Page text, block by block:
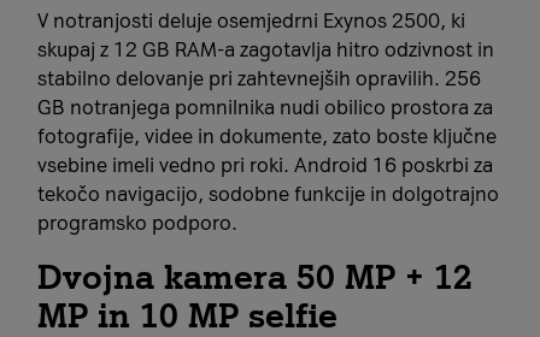
V notranjosti deluje osemjedrni Exynos 2500, ki
skupaj z 12 GB RAM‑a zagotavlja hitro odzivnost in
stabilno delovanje pri zahtevnejših opravilih. 256
GB notranjega pomnilnika nudi obilico prostora za
fotografije, videe in dokumente, zato boste ključne
vsebine imeli vedno pri roki. Android 16 poskrbi za
tekočo navigacijo, sodobne funkcije in dolgotrajno
programsko podporo.
Dvojna kamera 50 MP + 12
MP in 10 MP selfie